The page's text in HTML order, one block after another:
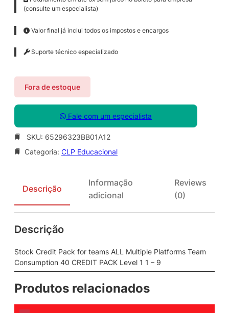
(consulte um especialista)
Valor final já inclui todos os impostos e encargos
Suporte técnico especializado
Fora de estoque
Fale com um especialista
SKU: 65296323BB01A12
Categoria: CLP Educacional
Descrição
Informação
adicional
Reviews
(0)
Descrição
Stock Credit Pack for teams ALL Multiple Platforms Team
Consumption 40 CREDIT PACK Level 1 1 – 9
Produtos relacionados